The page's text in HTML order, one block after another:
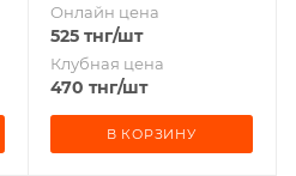
Онлайн цена
525тнг/шт
Клубная цена
470 тнг/шт
В КОРЗИНУ